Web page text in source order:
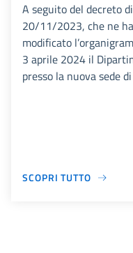
A seguito del decreto
20/11/2023, che ne
modificato
3 aprile 2024 il
presso la nuova sede
SCOPRI TUTTO